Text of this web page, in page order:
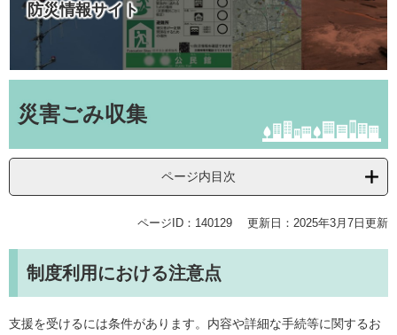
防災情報サイト
文災害ごみ収集
ページ内目次
ページID：140129 更新日：2025年3月7日更新
制度利用における注意点
支援を受けるには条件があります。内容や詳細な手続等に関するお